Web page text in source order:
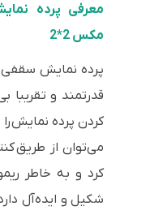
معرفی پرده
مکس 2*2
قدرتمند و تقریبا
کردن پرده نمایش
می‌توان از طریق
کرد و به خاطر
شکیل و ایده‌آل